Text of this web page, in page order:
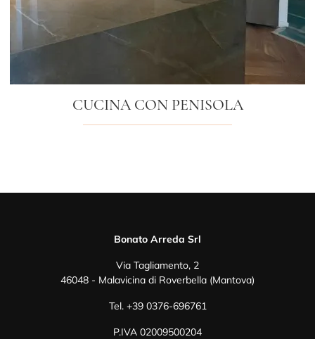
CUCINA CON PENISOLA
Bonato Arreda Srl
Via Tagliamento, 2
46048 - Malavicina di Roverbella (Mantova)
Tel. +39 0376-696761
P.IVA 02009500204